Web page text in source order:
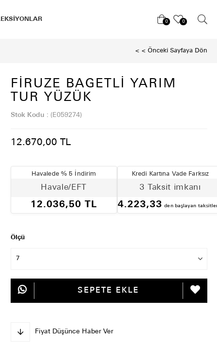
0 0
< < Önceki Sayfaya Dön
FIRUZE BAGETLI YARIM
TUR YÜZÜK
Stok Kodu (E059274)
12.670,00 TL
Havalede % 5 İndirim
Havale/EFT
12.036,50 TL
Kredi Kartına Vade Farksız
3 Taksit imkanı
4.223,33 den başlayan
Ölçü
Fiyat Düşünce Haber Ver